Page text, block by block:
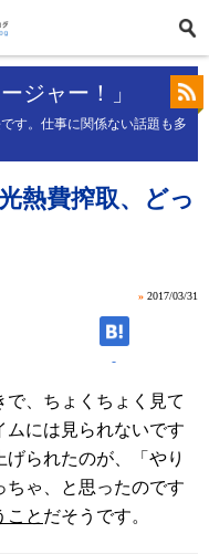
ジャー！」
す。仕事に関係ない話題も多
熱費搾取、どっ
» 2017/03/31
-
、ちょくちょく見て
ムには見られないです
られたのが、「やり
ちゃ、と思ったのです
こと だそうです。